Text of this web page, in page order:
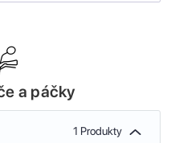
a páčky
1 Produkty